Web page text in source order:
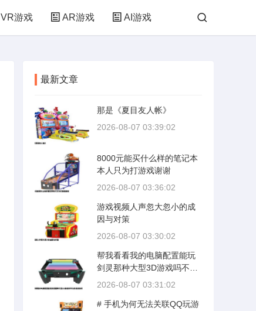
VR游戏 AR游戏 AI游戏
最新文章
那是《夏目友人帐》
2026-08-07 03:39:02
8000元能买什么样的笔记本
本人只为打游戏谢谢
2026-08-07 03:36:02
游戏视频人声忽大忽小的成
因与对策
2026-08-07 03:30:02
帮我看看我的电脑配置能玩
剑灵那种大型3D游戏吗不行
的话该如何
2026-08-07 03:31:02
# 手机为何无法关联QQ玩游